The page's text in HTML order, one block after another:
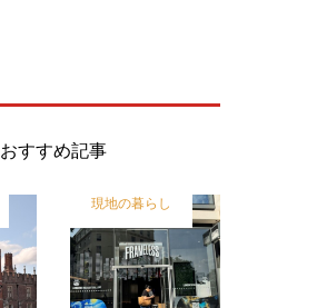
おすすめ記事
現地の暮らし